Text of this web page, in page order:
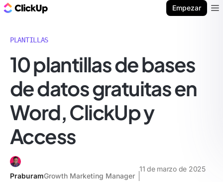
Empezar
PLANTILLAS
10 plantillas de bases
de datos gratuitas en
Word, ClickUp y
Access
PraburamGrowth Marketing Manager
11 de marzo de 2025